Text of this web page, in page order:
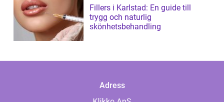
Fillers i Karlstad: En guide till
trygg och naturlig
skönhetsbehandling
Adress